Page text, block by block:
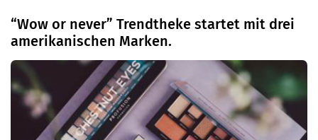
“Wow or never” Trendtheke startet mit drei
amerikanischen Marken.